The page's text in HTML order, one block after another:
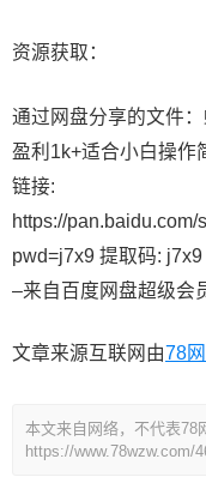
资源获取：
通过网盘分享的文件
盈利1k+适合小白操作
链接:
https://
pwd=j7x9 提取码: j7x9
–来自百度网盘超级会
文章来源互联网由78
本文来自网络，不代表78
https://www.78wzw.com/